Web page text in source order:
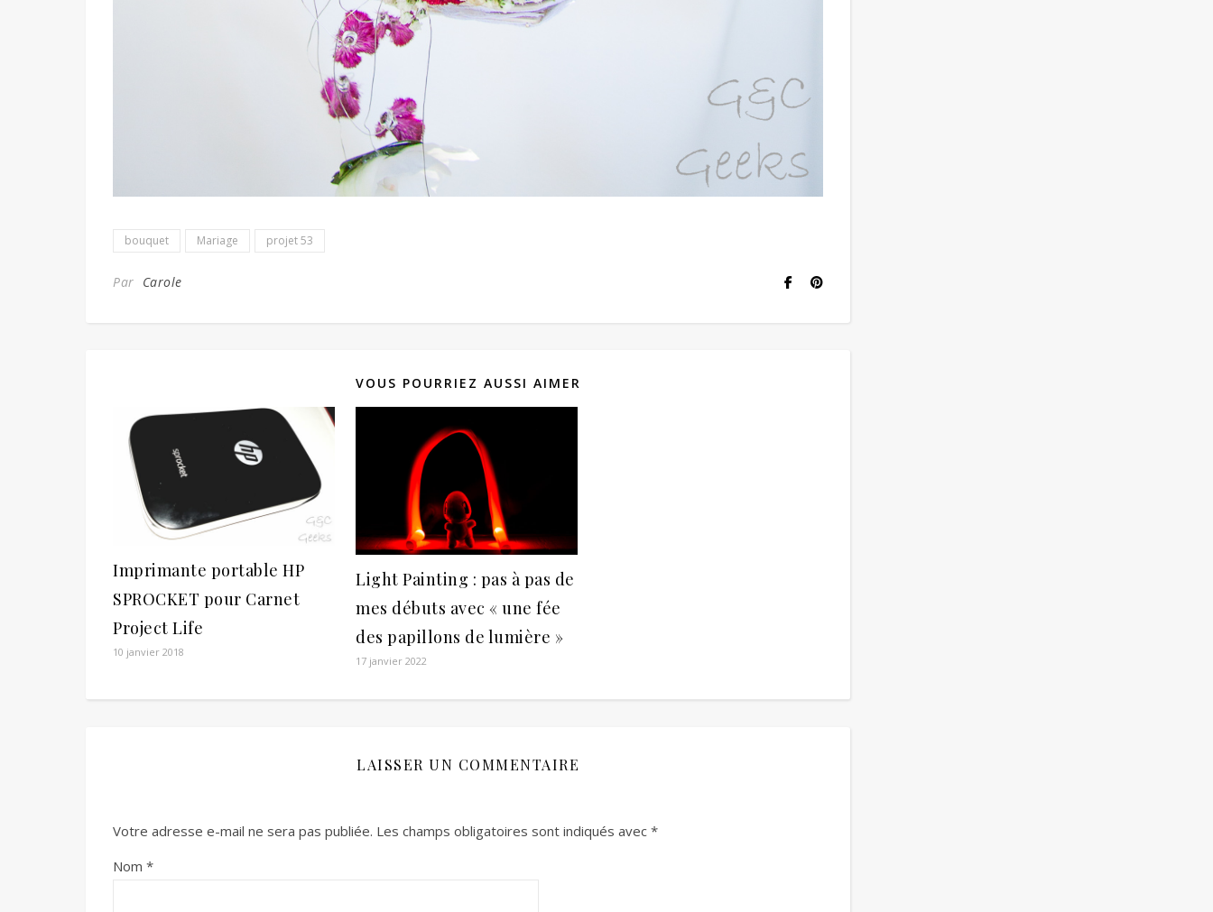
bouquet Mariage projet 53
Par Carole
VOUS POURRIEZ AUSSI AIMER
Imprimante portable HP
SPROCKET pour Carnet
Project Life
10 janvier 2018
Light Painting : pas à pas de
mes débuts avec « une fée
des papillons de lumière »
17 janvier 2022
LAISSER UN COMMENTAIRE
Votre adresse e-mail ne sera pas publiée. Les champs obligatoires sont indiqués avec *
Nom *